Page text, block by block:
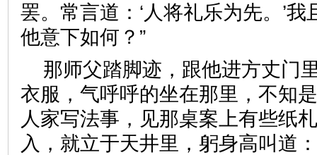
罢。常言道：‘人将礼乐为先。’
他意下如何？”
那师父踏脚迹，跟他进方丈门
衣服，气呼呼的坐在那里，不知
人家写法事，见那桌案上有些纸
入，就立于天井里，躬身高叫道